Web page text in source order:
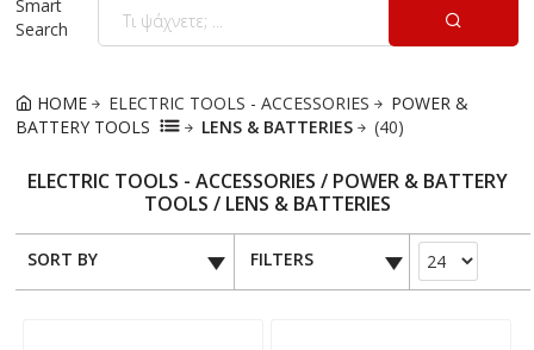
Smart
Search
HOME ELECTRIC TOOLS - ACCESSORIES
POWER &
BATTERY TOOLS
LENS & BATTERIES (40)
ELECTRIC TOOLS - ACCESSORIES / POWER & BATTERY
TOOLS / LENS & BATTERIES
SORT BY FILTERS